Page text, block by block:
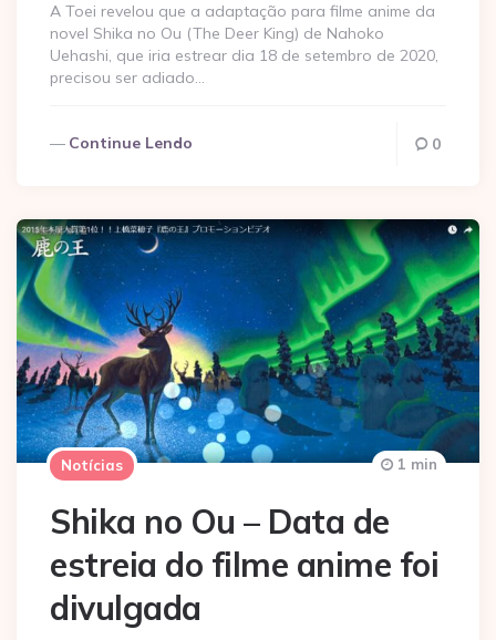
A Toei revelou que a adaptação para filme anime da
novel Shika no Ou (The Deer King) de Nahoko
Uehashi, que iria estrear dia 18 de setembro de 2020,
precisou ser adiado…
Continue Lendo 0
Notícias
Shika no Ou – Data de
estreia do filme anime foi
divulgada
1 min